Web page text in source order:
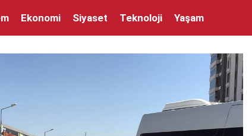
Ekonomi Siyaset Teknoloji Yaşam